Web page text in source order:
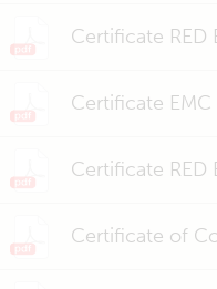
Certificate RED
Certificate
Certificate RED
Certificate of